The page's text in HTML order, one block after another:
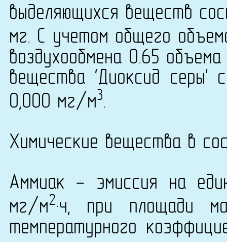
выделяющихся веществ
мг. С учетом общего
воздухообмена 0.65
вещества 'Диоксид серы'
0,000 мг/м3.
Химические вещества в
Аммиак - эмиссия на
мг/м2·ч, при площади
температурного